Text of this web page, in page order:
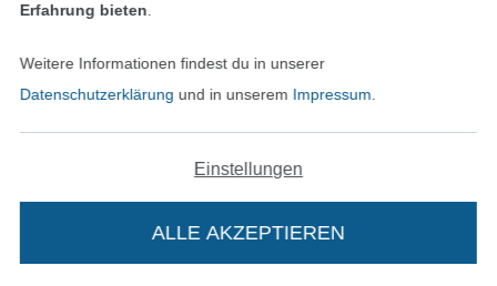
BellaLana Wolle Freestyle 100gr. , beige- grün BellaLana Wolle Freestyle 100gr. , hellgrau
5,49 € / Stk
Erfahrung bieten
Weitere Informationen findest du in unserer
Datenschutzerklärung und in unserem Impressum
Einstellungen
ALLE AKZEPTIEREN